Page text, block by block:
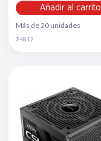
Añadir al carrito
Más de 20 unidades
24812